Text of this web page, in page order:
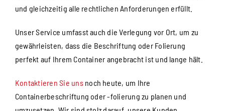
und gleichzeitig alle rechtlichen Anforderungen erfüllt.
Unser Service umfasst auch die Verlegung vor Ort, um zu
gewährleisten, dass die Beschriftung oder Folierung
perfekt auf Ihrem Container angebracht ist und lange hält.
Kontaktieren Sie unsnoch heute, um Ihre
Containerbeschriftung oder -folierung zu planen und